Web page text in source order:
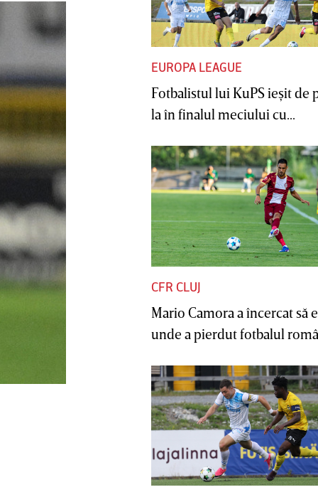
EUROPA LEAGUE
Fotbalistul lui KuPS ieşit de
la în finalul meciului cu...
CFR CLUJ
Mario Camora a încercat să
unde a pierdut fotbalul